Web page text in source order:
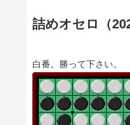
詰めオセロ（
白番。勝って下さい。